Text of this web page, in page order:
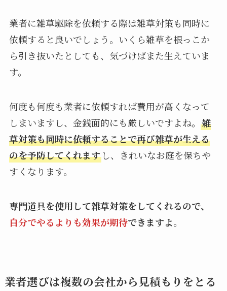
業者に雑草駆除を依頼する際は雑草対策も同時に
依頼すると良いでしょう。いくら雑草を根っこか
ら引き抜いたとしても、気づけばまた生えていま
す。
何度も何度も業者に依頼すれば費用が高くなって
しまいますし、金銭面的にも厳しいですよね。 雑
草対策も同時に依頼することで再び雑草が生える
のを予防してくれますし、きれいなお庭を保ちや
すくなります。
専門道具を使用して雑草対策をしてくれるので、
自分でやるよりも効果が期待できますよ。
業者選びは複数の会社から見積もりをとる